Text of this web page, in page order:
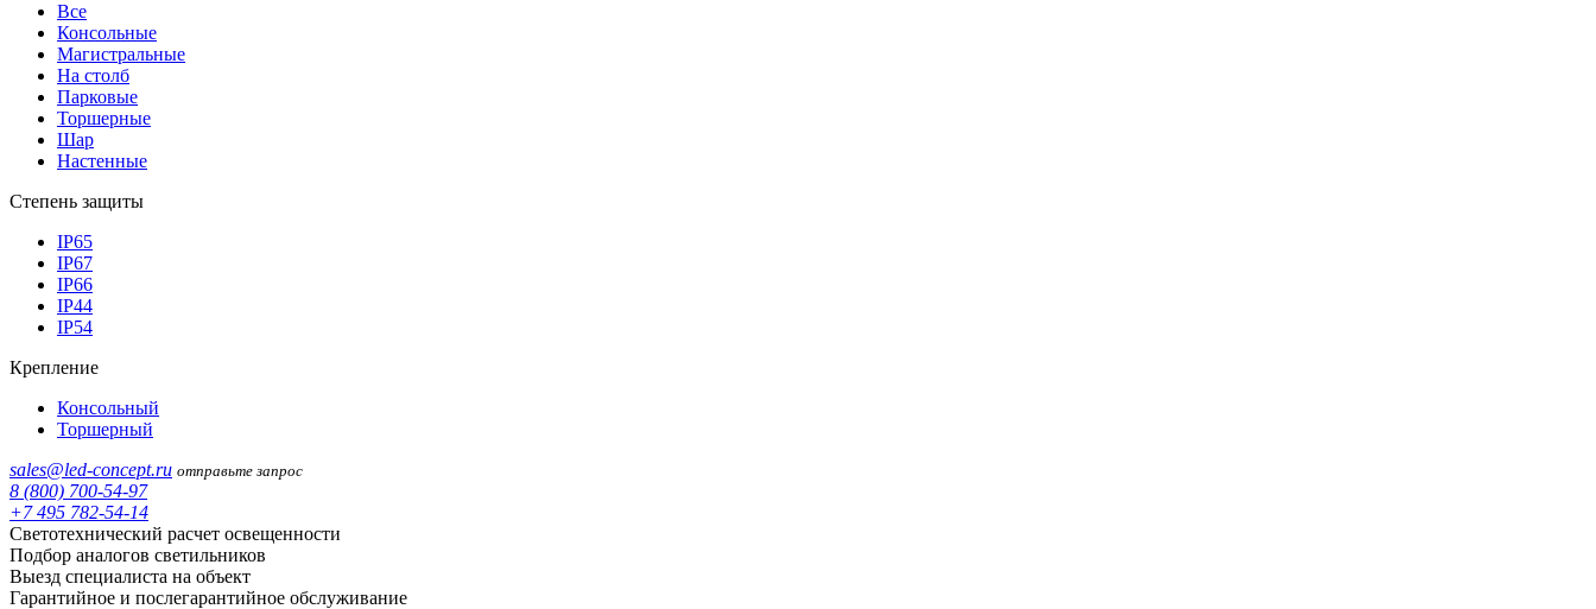
Все
Консольные
Магистральные
На столб
Парковые
Торшерные
Шар
Настенные
Степень защиты
IP65
IP67
IP66
IP44
IP54
Крепление
Консольный
Торшерный
sales@led-concept.ru отправьте запрос
8 (800) 700-54-97
+7 495 782-54-14
Светотехнический расчет освещенности
Подбор аналогов светильников
Выезд специалиста на объект
Гарантийное и послегарантийное обслуживание